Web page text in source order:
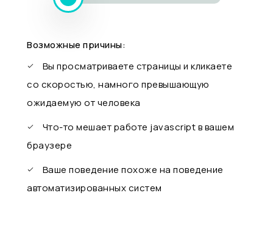
Возможные причины:
Вы просматриваете страницы и кликаете
со скоростью, намного превышающую
ожидаемую от человека
Что-то мешает работе javascript в вашем
браузере
Ваше поведение похоже на поведение
автоматизированных систем